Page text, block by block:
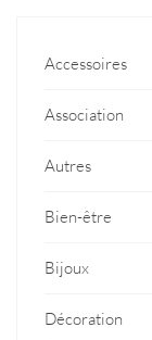
Accessoires
Association
Autres
Bien-être
Bijoux
Décoration